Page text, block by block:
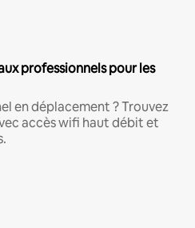
professionnels pour les
en déplacement ? Trouvez
accès wifi haut débit et